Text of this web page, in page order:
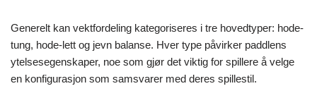
Generelt kan vektfordeling kategoriseres i tre hovedtyper: hode-
tung, hode-lett og jevn balanse. Hver type påvirker paddlens
ytelsesegenskaper, noe som gjør det viktig for spillere å velge
en konfigurasjon som samsvarer med deres spillestil.